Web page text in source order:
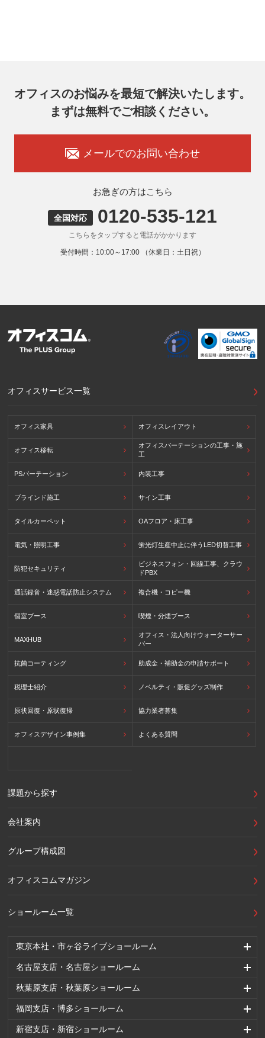
7. 個人情報を提供されることの任意性
お客様がご自身の個人情報を弊社に提供されるか否かはお客
は、適切なサービスをご提供できない場合がありますのでご
弊社ウェブサイトでは、利用者が当ウェブサイトを閲覧した
状況の分析のためにCookieを利用していますが、Cookieによ
る個人情報の取得はしていません。
9. 外国にある第三者への提供
お客様の個人情報を下記海外の個人情報取扱事業者へ提供す
る場合があります。
提供先の所在国の名称：アメリカ（Google LLC）
当該外国における個人情報の保護に関する制度：APECの
外国における個人情報の保護に関する制度等の詳細は以下を
ご確認下さい。
オフィスのお悩みを最短で解決いたします。
まずは無料でご相談ください。
メールでのお問い合わせ
お急ぎの方はこちら
全国対応 0120-535-121
こちらをタップすると電話がかかります
受付時間：10:00～17:00 （休業日：土日祝）
東京本社・市ヶ谷ライブショールーム
名古屋支店・名古屋ショールーム
秋葉原支店・秋葉原ショールーム
福岡支店・博多ショールーム
新宿支店・新宿ショールーム
オフィスサービス一覧
オフィス家具 オフィスレイアウト
オフィス移転
オフィスパーテーションの工事・施
工
PSパーテーション 内装工事
ブラインド施工 サイン工事
タイルカーペット OAフロア・床工事
電気・照明工事 蛍光灯生産中止に伴うLED切替工事
防犯セキュリティ
ビジネスフォン・回線工事、クラウ
ドPBX
通話録音・迷惑電話防止システム 複合機・コピー機
個室ブース 喫煙・分煙ブース
MAXHUB
オフィス・法人向けウォーターサー
バー
抗菌コーティング 助成金・補助金の申請サポート
税理士紹介 ノベルティ・販促グッズ制作
原状回復・原状復帰 協力業者募集
オフィスデザイン事例集 よくある質問
課題から探す
会社案内
グループ構成図
オフィスコムマガジン
ショールーム一覧